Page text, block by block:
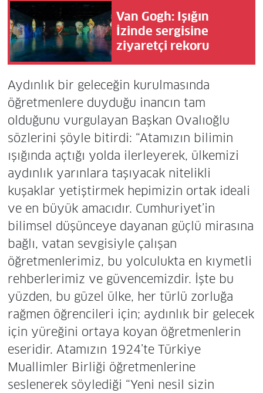
Van Gogh: Işığın
İzinde sergisine
ziyaretçi rekoru
Aydınlık bir geleceğin kurulmasında
öğretmenlere duyduğu inancın tam
olduğunu vurgulayan Başkan Ovalıoğlu
sözlerini şöyle bitirdi: “Atamızın bilimin
ışığında açtığı yolda ilerleyerek, ülkemizi
aydınlık yarınlara taşıyacak nitelikli
kuşaklar yetiştirmek hepimizin ortak ideali
ve en büyük amacıdır. Cumhuriyet’in
bilimsel düşünceye dayanan güçlü mirasına
bağlı, vatan sevgisiyle çalışan
öğretmenlerimiz, bu yolculukta en kıymetli
rehberlerimiz ve güvencemizdir. İşte bu
yüzden, bu güzel ülke, her türlü zorluğa
rağmen öğrencileri için; aydınlık bir gelecek
için yüreğini ortaya koyan öğretmenlerin
eseridir. Atamızın 1924’te Türkiye
Muallimler Birliği öğretmenlerine
seslenerek söylediği “Yeni nesil sizin